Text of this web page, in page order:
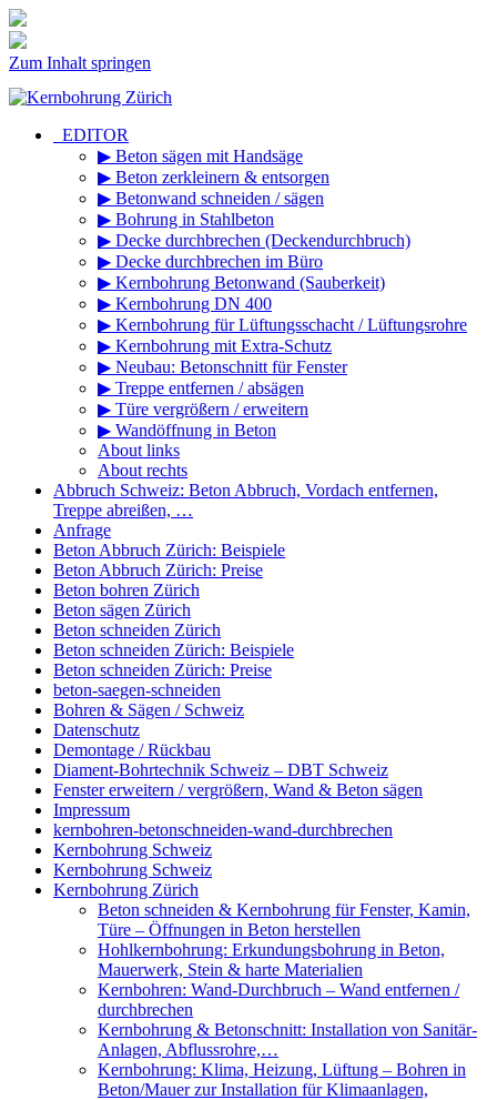
Zum Inhalt springen
_EDITOR
▶ Beton sägen mit Handsäge
▶ Beton zerkleinern & entsorgen
▶ Betonwand schneiden / sägen
▶ Bohrung in Stahlbeton
▶ Decke durchbrechen (Deckendurchbruch)
▶ Decke durchbrechen im Büro
▶ Kernbohrung Betonwand (Sauberkeit)
▶ Kernbohrung DN 400
▶ Kernbohrung für Lüftungsschacht / Lüftungsrohre
▶ Kernbohrung mit Extra-Schutz
▶ Neubau: Betonschnitt für Fenster
▶ Treppe entfernen / absägen
▶ Türe vergrößern / erweitern
▶ Wandöffnung in Beton
About links
About rechts
Abbruch Schweiz: Beton Abbruch, Vordach entfernen,
Treppe abreißen, …
Anfrage
Beton Abbruch Zürich: Beispiele
Beton Abbruch Zürich: Preise
Beton bohren Zürich
Beton sägen Zürich
Beton schneiden Zürich
Beton schneiden Zürich: Beispiele
Beton schneiden Zürich: Preise
beton-saegen-schneiden
Bohren & Sägen / Schweiz
Datenschutz
Demontage / Rückbau
Diament-Bohrtechnik Schweiz – DBT Schweiz
Fenster erweitern / vergrößern, Wand & Beton sägen
Impressum
kernbohren-betonschneiden-wand-durchbrechen
Kernbohrung Schweiz
Kernbohrung Schweiz
Kernbohrung Zürich
Beton schneiden & Kernbohrung für Fenster, Kamin,
Türe – Öffnungen in Beton herstellen
Hohlkernbohrung: Erkundungsbohrung in Beton,
Mauerwerk, Stein & harte Materialien
Kernbohren: Wand-Durchbruch – Wand entfernen /
durchbrechen
Kernbohrung & Betonschnitt: Installation von Sanitär-
Anlagen, Abflussrohre,…
Kernbohrung: Klima, Heizung, Lüftung – Bohren in
Beton/Mauer zur Installation für Klimaanlagen,